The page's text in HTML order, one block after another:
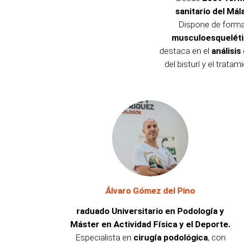
sanitario del
Dispone de
destaca en el análisis
del bisturí y el
Álvaro Gómez del Pino
raduado Universitario en Podología y
Máster en Actividad Física y el Deporte.
Especialista en cirugía podológica, con